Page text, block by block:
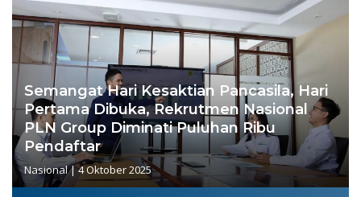
Semangat Hari Kesaktian Pancasila, Hari
Pertama Dibuka, Rekrutmen Nasional
PLN Group Diminati Puluhan Ribu
Pendaftar
Nasional|4 Oktober 2025